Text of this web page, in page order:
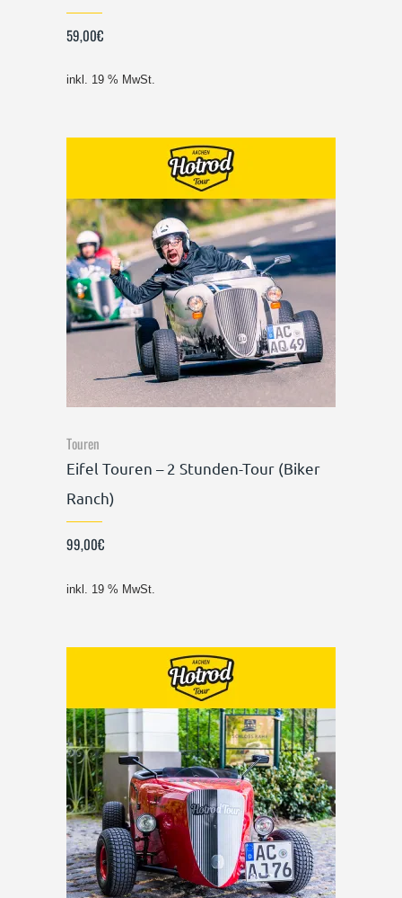
59,00€
inkl. 19 % MwSt.
Touren
Eifel Touren – 2 Stunden-Tour (Biker
Ranch)
99,00€
inkl. 19 % MwSt.